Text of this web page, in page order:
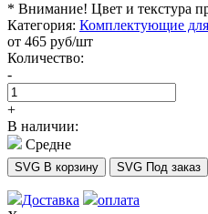
* Внимание! Цвет и текстура
Категория: Комплектующие для
от 465 руб/шт
Количество:
-
+
В наличии:
Средне
SVG В корзину SVG Под заказ
Доставка
оплата